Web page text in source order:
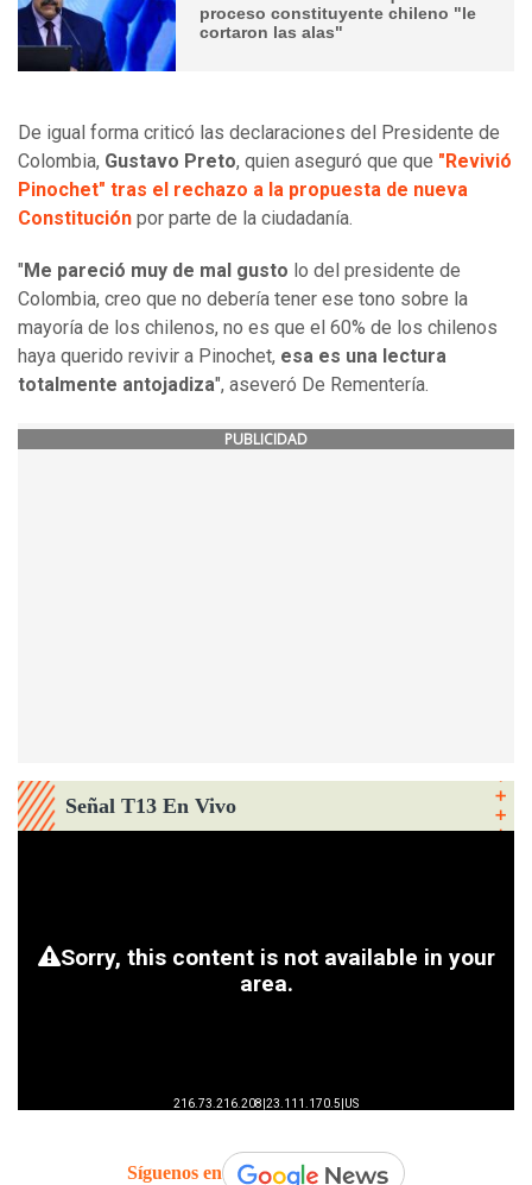
proceso constituyente chileno "le
cortaron las alas"
De igual forma criticó las declaraciones del Presidente de
Colombia, Gustavo Preto, quien aseguró que que "Revivió
Pinochet" tras el rechazo a la propuesta de nueva
Constitución por parte de la ciudadanía.
" Me pareció muy de mal gusto lo del presidente de
Colombia, creo que no debería tener ese tono sobre la
mayoría de los chilenos, no es que el 60% de los chilenos
haya querido revivir a Pinochet, esa es una lectura
totalmente antojadiza", aseveró De Rementería.
PUBLICIDAD
Señal T13 En Vivo
Síguenos en